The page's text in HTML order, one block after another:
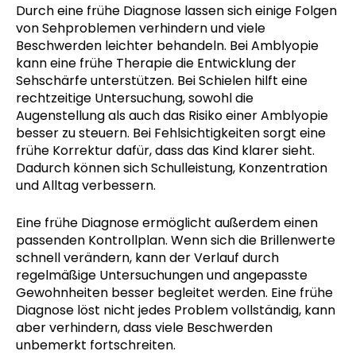
Durch eine frühe Diagnose lassen sich einige Folgen
von Sehproblemen verhindern und viele
Beschwerden leichter behandeln. Bei Amblyopie
kann eine frühe Therapie die Entwicklung der
Sehschärfe unterstützen. Bei Schielen hilft eine
rechtzeitige Untersuchung, sowohl die
Augenstellung als auch das Risiko einer Amblyopie
besser zu steuern. Bei Fehlsichtigkeiten sorgt eine
frühe Korrektur dafür, dass das Kind klarer sieht.
Dadurch können sich Schulleistung, Konzentration
und Alltag verbessern.
Eine frühe Diagnose ermöglicht außerdem einen
passenden Kontrollplan. Wenn sich die Brillenwerte
schnell verändern, kann der Verlauf durch
regelmäßige Untersuchungen und angepasste
Gewohnheiten besser begleitet werden. Eine frühe
Diagnose löst nicht jedes Problem vollständig, kann
aber verhindern, dass viele Beschwerden
unbemerkt fortschreiten.